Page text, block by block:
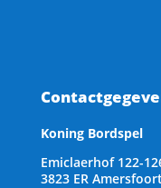
Koning Bordspel
Emiclaerhof 122-
3823 ER